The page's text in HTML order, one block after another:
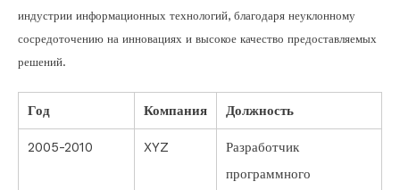
индустрии информационных технологий, благодаря неуклонному
сосредоточению на инновациях и высокое качество предоставляемых
решений.
Год Компания Должность
2005-2010 XYZ
Разработчик
программного